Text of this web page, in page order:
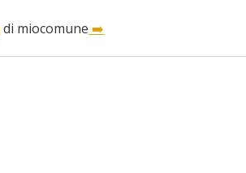
di miocomune ➡️